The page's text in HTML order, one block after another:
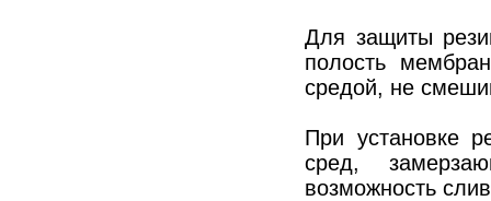
Для защиты
полость
средой, не
При установке
сред,
возможность